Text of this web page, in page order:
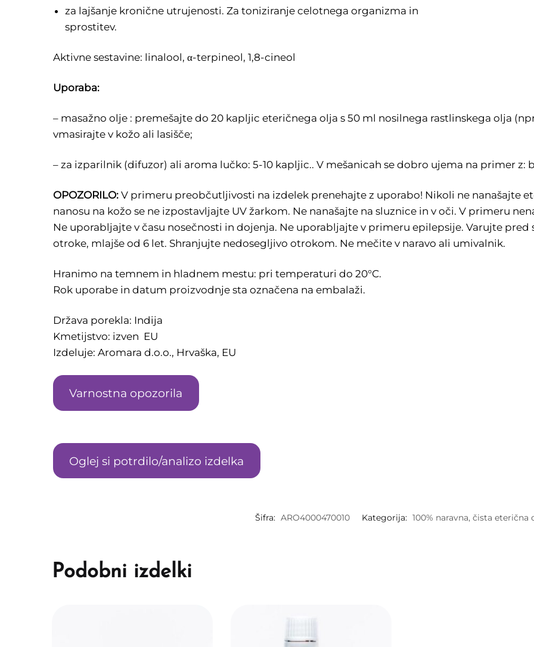
za lajšanje kronične utrujenosti. Za toniziranje celotnega organizma in
sprostitev.
Aktivne sestavine: linalool, α-terpineol, 1,8-cineol
Uporaba:
– masažno olje : premešajte do 20 kapljic eteričnega olja s 50 ml nosilnega rastlinskega olja
vmasirajte v kožo ali lasišče;
– za izparilnik (difuzor) ali aroma lučko: 5-10 kapljic.. V mešanicah se dobro ujema na primer z:
OPOZORILO: V primeru preobčutljivosti na izdelek prenehajte z uporabo! Nikoli ne nanašajte
nanosu na kožo se ne izpostavljajte UV žarkom. Ne nanašajte na sluznice in v oči. V primeru
Ne uporabljajte v času nosečnosti in dojenja. Ne uporabljajte v primeru epilepsije. Varujte
otroke, mlajše od 6 let. Shranjujte nedosegljivo otrokom. Ne mečite v naravo ali umivalnik.
Hranimo na temnem in hladnem mestu: pri temperaturi do 20°C.
Rok uporabe in datum proizvodnje sta označena na embalaži.
Država porekla: Indija
Kmetijstvo: izven EU
Izdeluje: Aromara d.o.o., Hrvaška, EU
Varnostna opozorila
Oglej si potrdilo/analizo izdelka
Šifra: ARO4000470010 Kategorija: 100% naravna, čista eterična
Podobni izdelki